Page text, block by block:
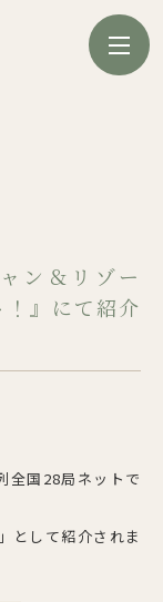
ン＆リゾー
』にて紹介
全国28局ネットで
として紹介されま